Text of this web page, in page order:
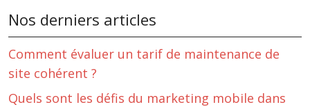
Nos derniers articles
Comment évaluer un tarif de maintenance de
site cohérent ?
Quels sont les défis du marketing mobile dans